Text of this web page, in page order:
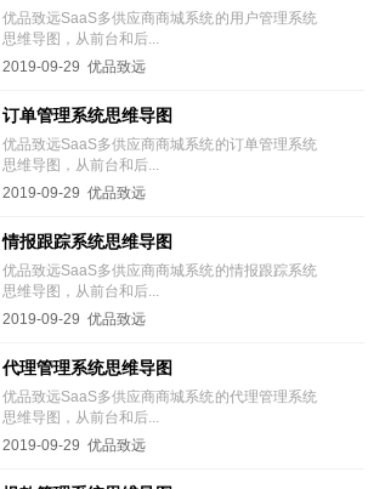
优品致远SaaS多供应商商城系统的用户管理系统
思维导图，从前台和后...
2019-09-29 优品致远
订单管理系统思维导图
优品致远SaaS多供应商商城系统的订单管理系统
思维导图，从前台和后...
2019-09-29 优品致远
情报跟踪系统思维导图
优品致远SaaS多供应商商城系统的情报跟踪系统
思维导图，从前台和后...
2019-09-29 优品致远
代理管理系统思维导图
优品致远SaaS多供应商商城系统的代理管理系统
思维导图，从前台和后...
2019-09-29 优品致远